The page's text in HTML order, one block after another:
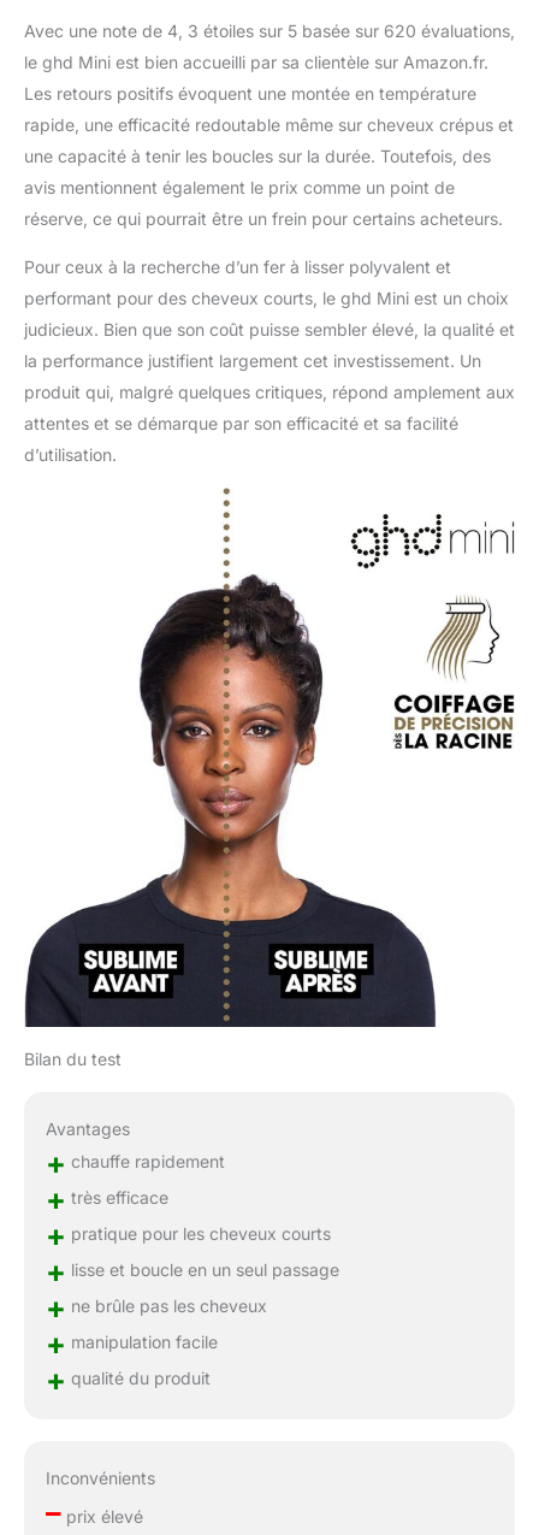
Avec une note de 4, 3 étoiles sur 5 basée sur 620 évaluations,
le ghd Mini est bien accueilli par sa clientèle sur Amazon.fr.
Les retours positifs évoquent une montée en température
rapide, une efficacité redoutable même sur cheveux crépus et
une capacité à tenir les boucles sur la durée. Toutefois, des
avis mentionnent également le prix comme un point de
réserve, ce qui pourrait être un frein pour certains acheteurs.
Pour ceux à la recherche d’un fer à lisser polyvalent et
performant pour des cheveux courts, le ghd Mini est un choix
judicieux. Bien que son coût puisse sembler élevé, la qualité et
la performance justifient largement cet investissement. Un
produit qui, malgré quelques critiques, répond amplement aux
attentes et se démarque par son efficacité et sa facilité
d’utilisation.
Bilan du test
Avantages
+ chauffe rapidement
+ très efficace
+ pratique pour les cheveux courts
+ lisse et boucle en un seul passage
+ ne brûle pas les cheveux
+ manipulation facile
+ qualité du produit
Inconvénients
–prix élevé